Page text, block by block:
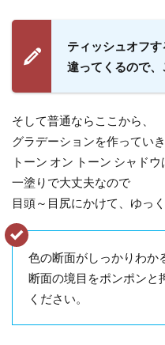
ティッシュオフ
違ってくるので、
そして普通ならここから、
グラデーションを作ってい
トーン オン トーン シャドウ
一塗りで大丈夫なので
目頭～目尻にかけて、ゆっ
色の断面がしっかりわか
断面の境目をポンポンと
ください。